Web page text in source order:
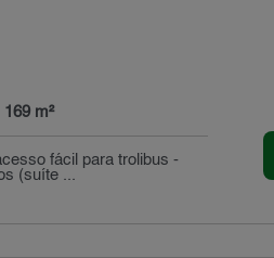
169 m²
fácil para trolibus -
(suíte ...